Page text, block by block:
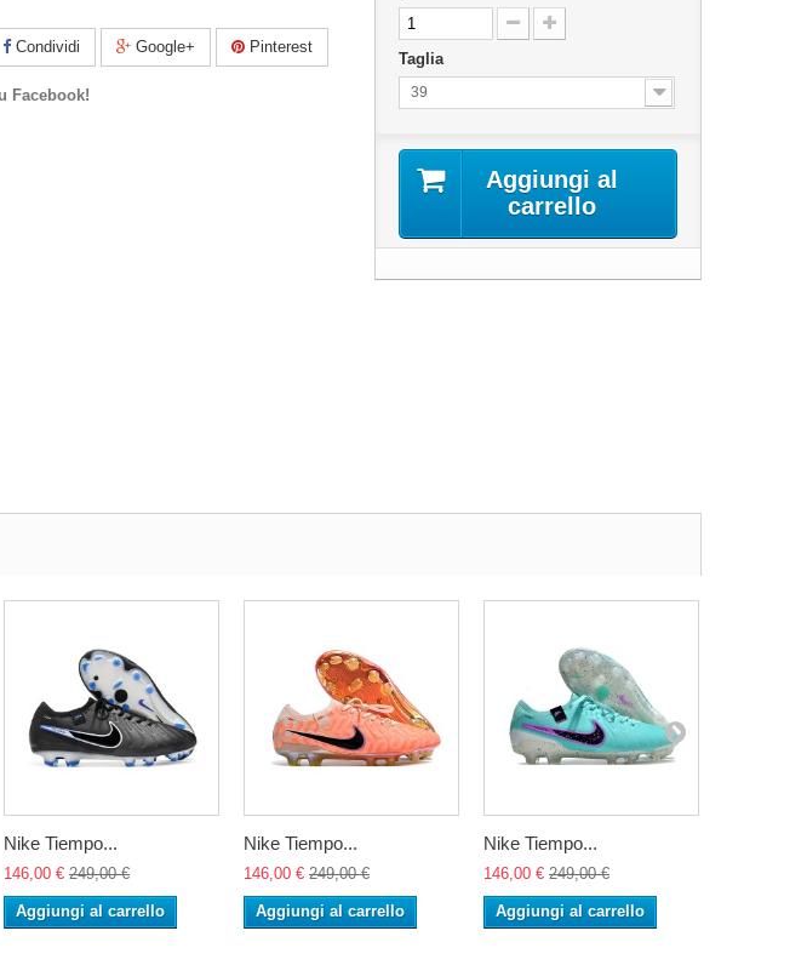
Condividi Google+ Pinterest
Facebook!
Taglia
39
Aggiungi al
carrello
Nike Tiempo...
146,00 € 249,00 €
Aggiungi al carrello
Nike Tiempo...
146,00 € 249,00 €
Aggiungi al carrello
Nike Tiempo...
146,00 € 249,00 €
Aggiungi al carrello